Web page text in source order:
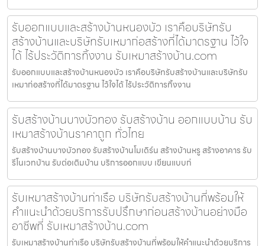
รับออกแบบและสร้างบ้านหนองบัว เราคือบริษัทรับ
สร้างบ้านและบริษัทรับเหมาก่อสร้างที่ได้มาตรฐาน ไว้ใจ
ได้ ไร้ประวัติการทิ้งงาน รับเหมาสร้างบ้าน.com
รับออกแบบและสร้างบ้านหนองบัว เราคือบริษัทรับสร้างบ้านและบริษัทรับ
เหมาก่อสร้างที่ได้มาตรฐาน ไว้ใจได้ ไร้ประวัติการทิ้งงาน
รับสร้างบ้านบางบัวทอง รับสร้างบ้าน ออกแบบบ้าน รับ
เหมาสร้างบ้านราคาถูก ทั่วไทย
รับสร้างบ้านบางบัวทอง รับสร้างบ้านโมเดิร์น สร้างบ้านหรู สร้างอาคาร รับ
รีโนเวทบ้าน รับต่อเติมบ้าน บริการออกแบบ เขียนแบบก่
รับเหมาสร้างบ้านท่าเรือ บริษัทรับสร้างบ้านที่พร้อมให้
คำแนะนำด้วยบริการรับปรึกษาก่อนสร้างบ้านอย่างมือ
อาชีพที่ รับเหมาสร้างบ้าน.com
รับเหมาสร้างบ้านท่าเรือ บริษัทรับสร้างบ้านที่พร้อมให้คำแนะนำด้วยบริการ